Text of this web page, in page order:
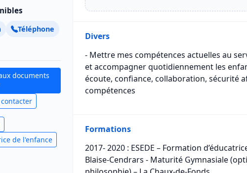
Téléphone
documents
de l'enfance
Divers
- Mettre mes compétences actuelles au
et accompagner quotidiennement les
écoute, confiance, collaboration, sécurité
compétences
Formations
2017- 2020 : ESEDE – Formation
Blaise-Cendrars - Maturité Gymnasiale